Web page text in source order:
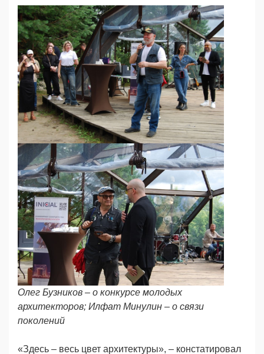
Олег Бузников – о конкурсе молодых
архитекторов; Илфат Минулин – о связи
поколений
«Здесь – весь цвет архитектуры», – констатировал